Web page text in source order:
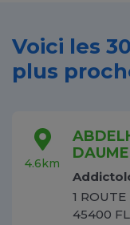
Voici les
plus
4.6km
1
45400